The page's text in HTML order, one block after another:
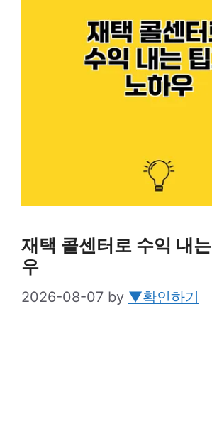
재택 콜센터로 수익 내
우
2026-08-07 by ▼확인하기